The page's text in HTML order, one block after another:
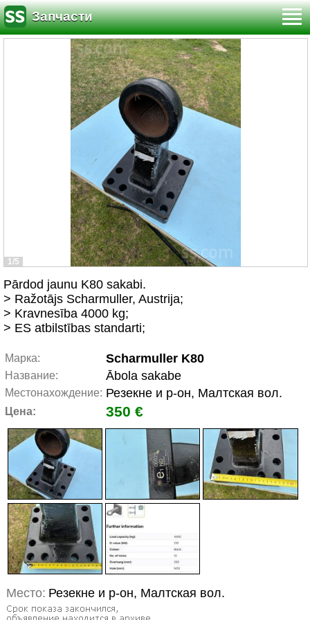
Запчасти
1/5
Pārdod jaunu K80 sakabi.
> Ražotājs Scharmuller, Austrija;
> Kravnesība 4000 kg;
> ES atbilstības standarti;
Марка: Scharmuller K80
Название: Ābola sakabe
Местонахождение: Резекне и р-он, Малтская вол.
Цена: 350 €
Место: Резекне и р-он, Малтская вол.